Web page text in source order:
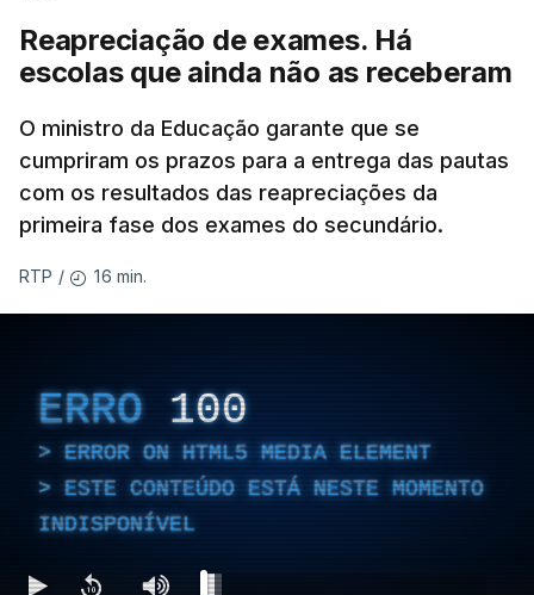
Reapreciação de exames. Há
escolas que ainda não as receberam
O ministro da Educação garante que se
cumpriram os prazos para a entrega das pautas
com os resultados das reapreciações da
primeira fase dos exames do secundário.
RTP / 16 min.
ERRO 100
ERROR ON HTML5 MEDIA ELEMENT
ESTE CONTEÚDO ESTÁ NESTE MOMENTO
INDISPONÍVEL